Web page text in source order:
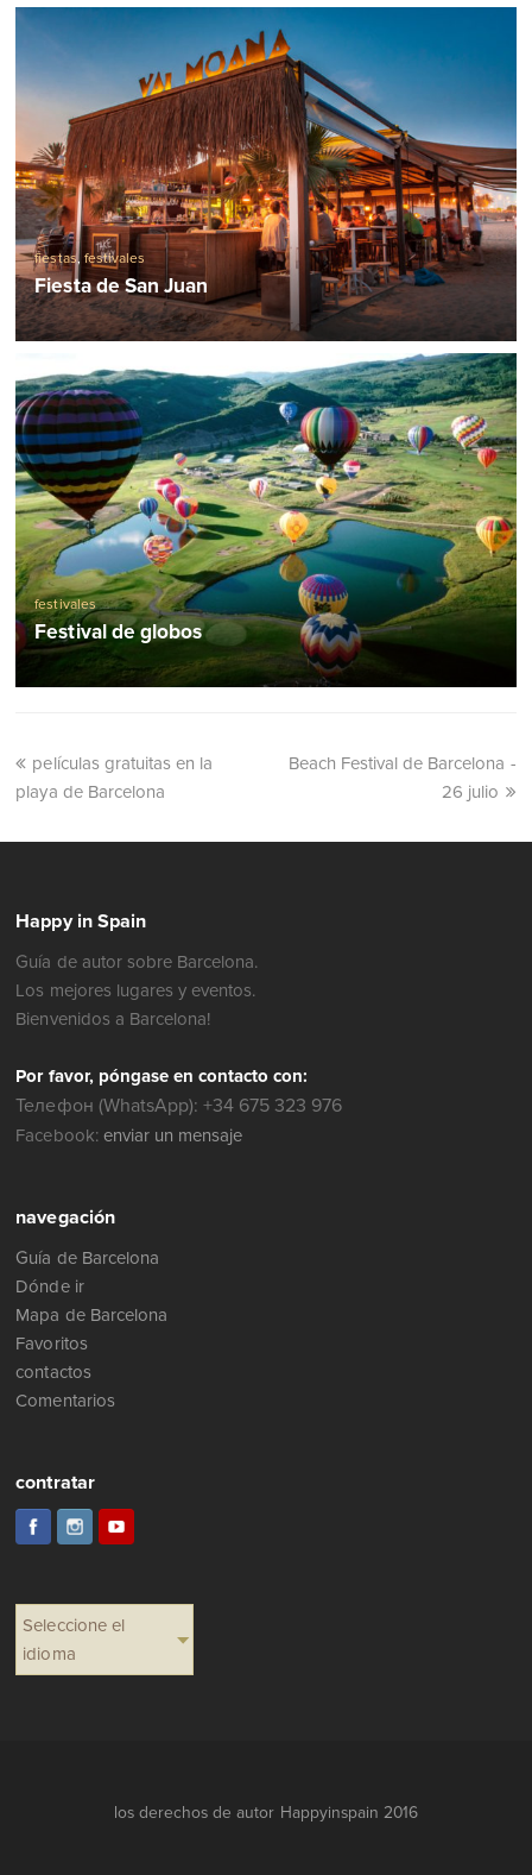
fiestas, festivales
Fiesta de San Juan
festivales
Festival de globos
películas gratuitas en la
playa de Barcelona
Beach Festival de Barcelona -
26 julio
Happy in Spain
Guía de autor sobre Barcelona.
Los mejores lugares y eventos.
Bienvenidos a Barcelona!
Por favor, póngase en contacto con:
Телефон (WhatsApp): +34 675 323 976
Facebook: enviar un mensaje
navegación
Guía de Barcelona
Dónde ir
Mapa de Barcelona
Favoritos
contactos
Comentarios
contratar
Seleccione el
idioma
los derechos de autor Happyinspain 2016